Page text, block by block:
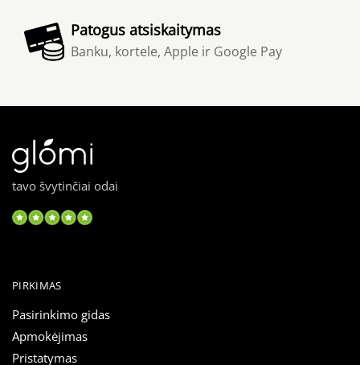
Patogus atsiskaitymas
Banku, kortele, Apple ir Google Pay
tavo švytinčiai odai
PIRKIMAS
Pasirinkimo gidas
Apmokėjimas
Pristatymas